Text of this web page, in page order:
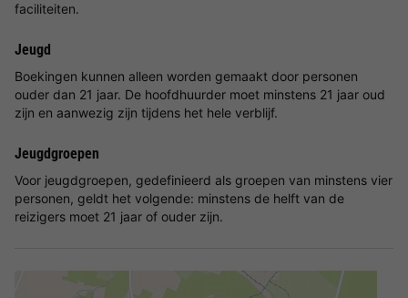
faciliteiten.
Jeugd
Boekingen kunnen alleen worden gemaakt door personen
ouder dan 21 jaar. De hoofdhuurder moet minstens 21 jaar oud
zijn en aanwezig zijn tijdens het hele verblijf.
Jeugdgroepen
Voor jeugdgroepen, gedefinieerd als groepen van minstens vier
personen, geldt het volgende: minstens de helft van de
reizigers moet 21 jaar of ouder zijn.